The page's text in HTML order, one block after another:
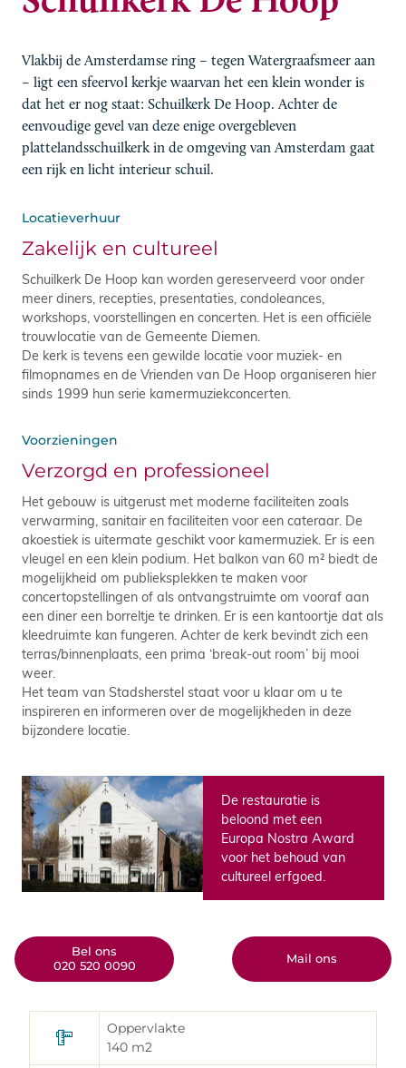
Vlakbij de Amsterdamse ring – tegen Watergraafsmeer aan
– ligt een sfeervol kerkje waarvan het een klein wonder is
dat het er nog staat: Schuilkerk De Hoop. Achter de
eenvoudige gevel van deze enige overgebleven
plattelandsschuilkerk in de omgeving van Amsterdam gaat
een rijk en licht interieur schuil.
Locatieverhuur
Zakelijk en cultureel
Schuilkerk De Hoop kan worden gereserveerd voor onder
meer diners, recepties, presentaties, condoleances,
workshops, voorstellingen en concerten. Het is een officiële
trouwlocatie van de Gemeente Diemen.
De kerk is tevens een gewilde locatie voor muziek- en
filmopnames en de Vrienden van De Hoop organiseren hier
sinds 1999 hun serie kamermuziekconcerten.
Voorzieningen
Verzorgd en professioneel
Het gebouw is uitgerust met moderne faciliteiten zoals
verwarming, sanitair en faciliteiten voor een cateraar. De
akoestiek is uitermate geschikt voor kamermuziek. Er is een
vleugel en een klein podium. Het balkon van 60 m² biedt de
mogelijkheid om publieksplekken te maken voor
concertopstellingen of als ontvangstruimte om vooraf aan
een diner een borreltje te drinken. Er is een kantoortje dat als
kleedruimte kan fungeren. Achter de kerk bevindt zich een
terras/binnenplaats, een prima ‘break-out room’ bij mooi
weer.
Het team van Stadsherstel staat voor u klaar om u te
inspireren en informeren over de mogelijkheden in deze
bijzondere locatie.
De restauratie is
beloond met een
Europa Nostra Award
voor het behoud van
cultureel erfgoed.
Bel ons
020 520 0090
Mail ons
zalenverhuur
Oppervlakte
140 m2